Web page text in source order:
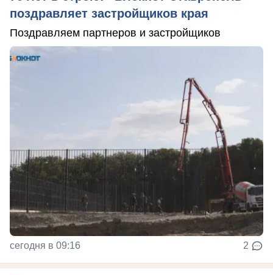
поздравляет застройщиков края
Поздравляем партнеров и застройщиков
сегодня в 09:16 2